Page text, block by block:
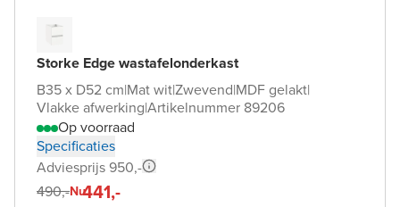
Storke Edge wastafelonderkast
B35 x D52 cm|Mat wit|Zwevend|MDF gelakt|
Vlakke afwerking|Artikelnummer 89206
Op voorraad
Specificaties
Adviesprijs 950,-
490,-Nu441,-